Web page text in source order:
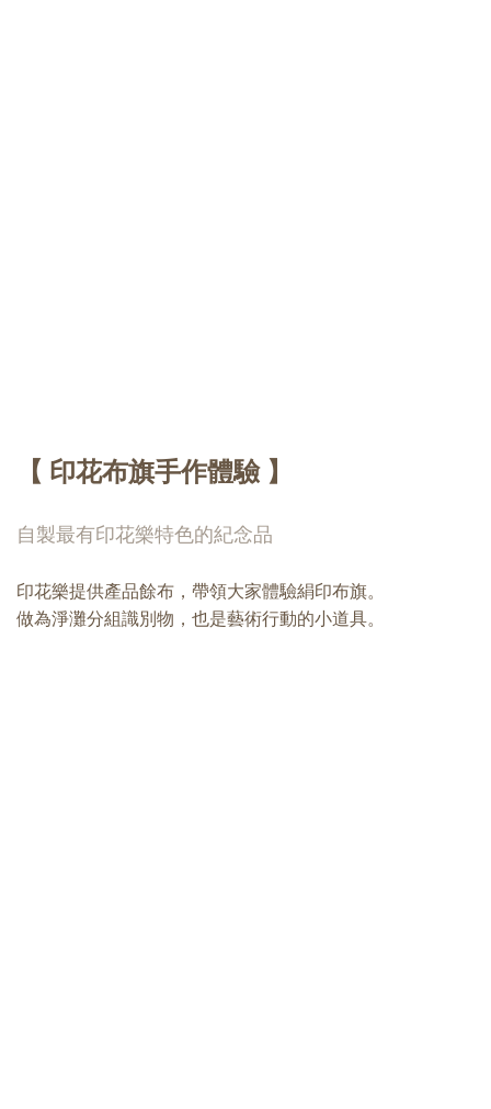
【 印花布旗手作體驗 】
自製最有印花樂特色的紀念品
印花樂提供產品餘布，帶領大家體驗絹印布旗。
做為淨灘分組識別物，也是藝術行動的小道具。